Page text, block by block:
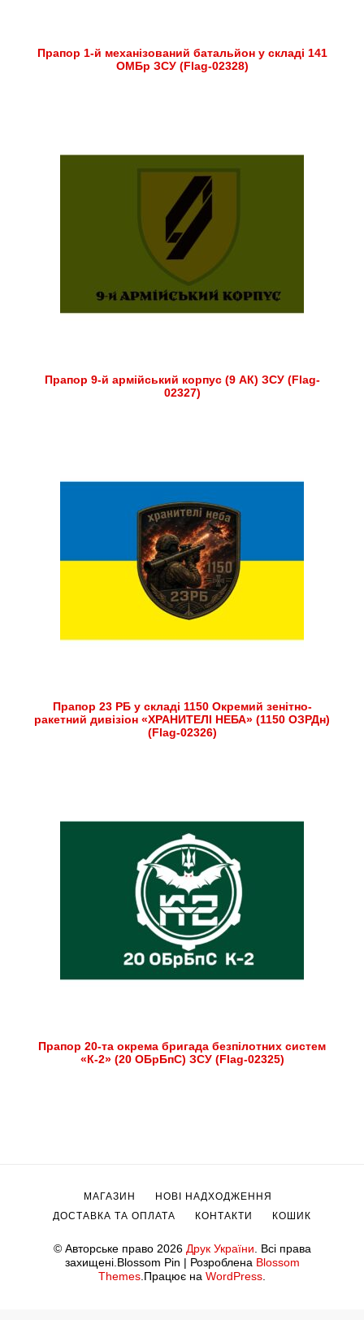
Прапор 1-й механізований батальйон у складі 141
ОМБр ЗСУ (Flag-02328)
Прапор 9-й армійський корпус (9 АК) ЗСУ (Flag-
02327)
Прапор 23 РБ у складі 1150 Окремий зенітно-
ракетний дивізіон «ХРАНИТЕЛІ НЕБА» (1150 ОЗРДн)
(Flag-02326)
Прапор 20-та окрема бригада безпілотних систем
«К-2» (20 ОБрБпС) ЗСУ (Flag-02325)
© Авторське право 2026 Друк України . Всі права
захищені. Blossom Pin | Розроблена Blossom
Themes .Працює на WordPress
МАГАЗИН
НОВІ НАДХОДЖЕННЯ
ДОСТАВКА ТА ОПЛАТА
КОНТАКТИ КОШИК